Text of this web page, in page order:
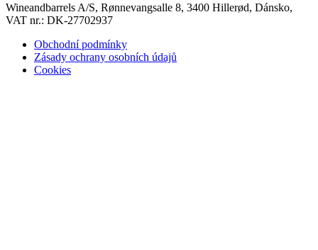
Wineandbarrels A/S, Rønnevangsalle 8, 3400 Hillerød, Dánsko,
VAT nr.: DK-27702937
Obchodní podmínky
Zásady ochrany osobních údajů
Cookies